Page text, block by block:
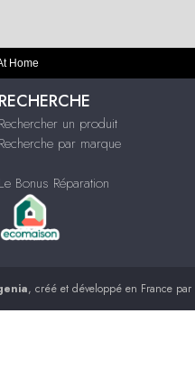
Home
RECHERCHE
Rechercher un produit
Recherche par marque
Le Bonus Réparation
, créé et développé en France par